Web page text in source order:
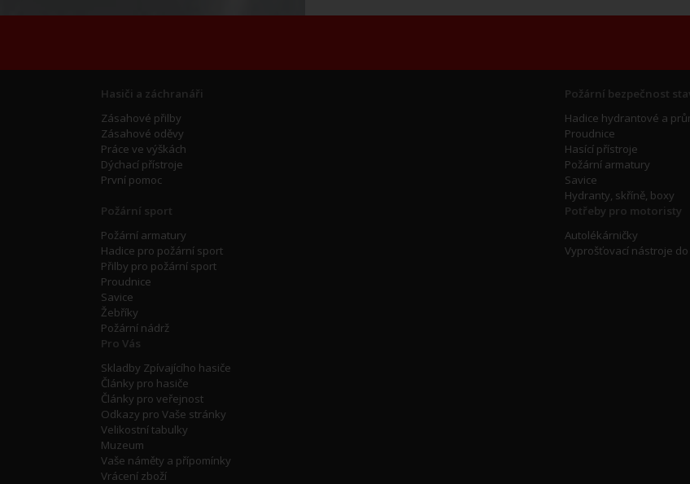
Hasiči a záchranáři
Zásahové přilby
Zásahové oděvy
Práce ve výškách
Dýchací přístroje
První pomoc
Požární bezpečnost
Hadice hydrantové a
Proudnice
Hasící přístroje
Požární armatury
Savice
Hydranty, skříně, boxy
Požární sport
Požární armatury
Hadice pro požární sport
Přilby pro požární sport
Proudnice
Savice
Žebříky
Požární nádrž
Potřeby pro motoristy
Autolékárničky
Vyprošťovací nástroje
Pro Vás
Skladby Zpívajícího hasiče
Články pro hasiče
Články pro veřejnost
Odkazy pro Vaše stránky
Velikostní tabulky
Muzeum
Vaše náměty a přípomínky
Vrácení zboží